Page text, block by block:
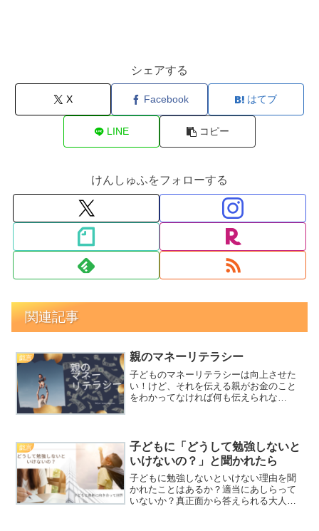
シェアする
X Facebook はてブ
LINE コピー
けんしゅふをフォローする
関連記事
戯言 親のマネーリテラシー
子どものマネーリテラシーは向上させた
い！けど、それを伝える親がお金のこと
をわかってなければ何も伝えられな
戯言
子どもに「どうして勉強しないと
いけないの？」と聞かれたら
子どもに勉強しないといけない理由を聞
かれたことはあるか？適当にあしらって
いないか？真正面から答えられる大人で